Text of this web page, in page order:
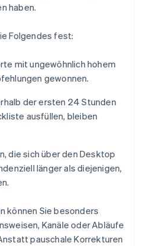
haben.
Folgendes fest:
mit ungewöhnlich hohem
gewonnen.
der ersten 24 Stunden
ausfüllen, bleiben
die sich über den Desktop
länger als diejenigen,
können Sie besonders
Kanäle oder Abläufe
pauschale Korrekturen